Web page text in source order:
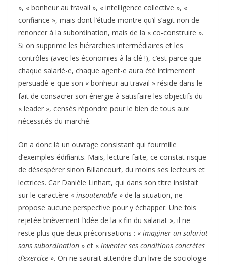
», « bonheur au travail », « intelligence collective », «
confiance », mais dont l’étude montre qu’il s’agit non de
renoncer à la subordination, mais de la « co-construire ».
Si on supprime les hiérarchies intermédiaires et les
contrôles (avec les économies à la clé !), c’est parce que
chaque salarié-e, chaque agent-e aura été intimement
persuadé-e que son « bonheur au travail » réside dans le
fait de consacrer son énergie à satisfaire les objectifs du
« leader », censés répondre pour le bien de tous aux
nécessités du marché.
On a donc là un ouvrage consistant qui fourmille
d’exemples édifiants. Mais, lecture faite, ce constat risque
de désespérer sinon Billancourt, du moins ses lecteurs et
lectrices. Car Danièle Linhart, qui dans son titre insistait
sur le caractère « insoutenable » de la situation, ne
propose aucune perspective pour y échapper. Une fois
rejetée brièvement l’idée de la « fin du salariat », il ne
reste plus que deux préconisations : « imaginer un salariat
sans subordination » et « inventer ses conditions concrètes
d’exercice ». On ne saurait attendre d’un livre de sociologie